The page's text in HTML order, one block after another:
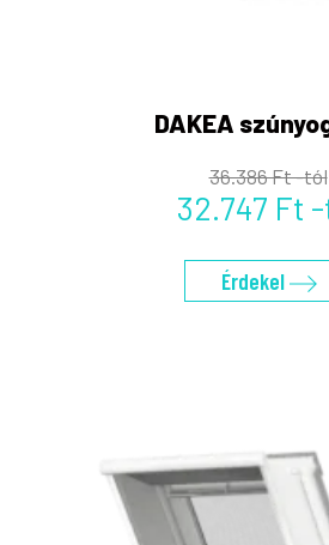
DAKEA
36.386 Ft -tól
32.747 Ft
Érdekel